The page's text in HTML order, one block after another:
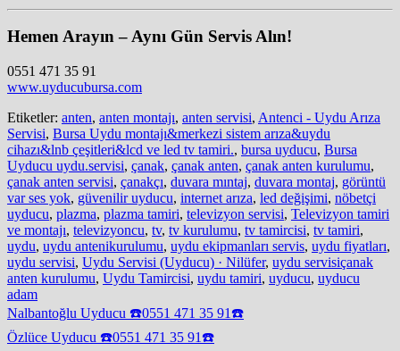
Hemen Arayın – Aynı Gün Servis Alın!
0551 471 35 91
www.uyducubursa.com
Etiketler: anten, anten montajı, anten servisi, Antenci - Uydu Arıza
Servisi, Bursa Uydu montajı&merkezi sistem arıza&uydu
cihazı&lnb çeşitleri&lcd ve led tv tamiri., bursa uyducu, Bursa
Uyducu uydu.servisi, çanak, çanak anten, çanak anten kurulumu,
çanak anten servisi, çanakçı, duvara mıntaj, duvara montaj, görüntü
var ses yok, güvenilir uyducu, internet arıza, led değişimi, nöbetçi
uyducu, plazma, plazma tamiri, televizyon servisi, Televizyon tamiri
ve montajı, televizyoncu, tv, tv kurulumu, tv tamircisi, tv tamiri,
uydu, uydu antenikurulumu, uydu ekipmanları servis, uydu fiyatları,
uydu servisi, Uydu Servisi (Uyducu) · Nilüfer, uydu servisiçanak
anten kurulumu, Uydu Tamircisi, uydu tamiri, uyducu, uyducu
adam
Yazı
gezinmesi
Nalbantoğlu Uyducu ☎️0551 471 35 91☎️
Özlüce Uyducu ☎️0551 471 35 91☎️